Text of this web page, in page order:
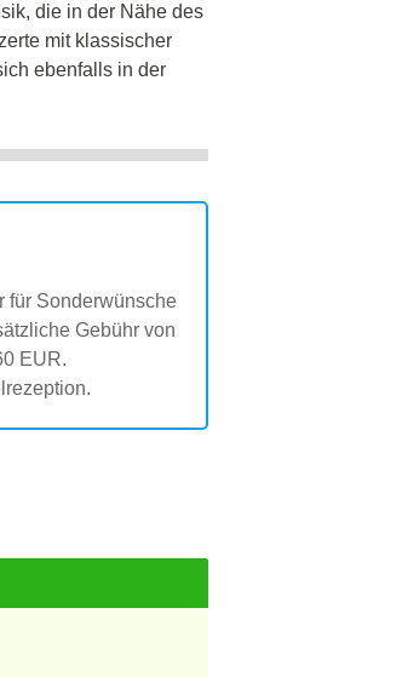
die in der Nähe des
mit klassischer
ebenfalls in der
für Sonderwünsche
Gebühr von
EUR.